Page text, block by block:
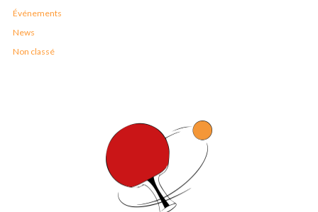
Événements
News
Non classé